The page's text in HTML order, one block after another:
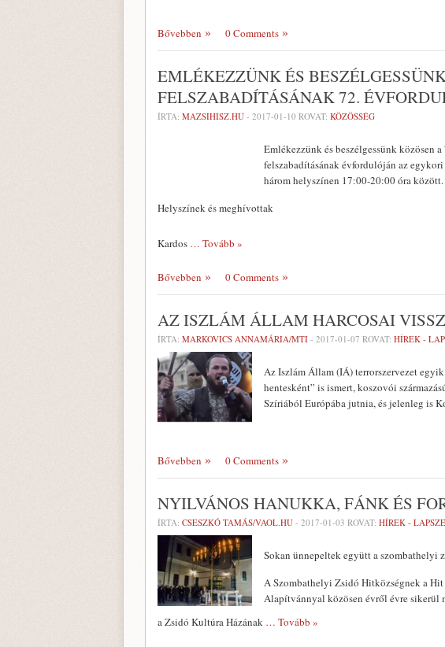
Bővebben 0 Comments
EMLÉKEZZÜNK ÉS
FELSZABADÍTÁSÁNAK 72.
ÍRTA: MAZSIHISZ.HU - 2017-01-10 ROVAT: KÖZÖSSÉG
Emlékezzünk és beszélgessünk közösen
felszabadításának évfordulóján az
három helyszínen 17:00-20:00 óra között.
Helyszínek és meghívottak
Kardos … Tovább »
Bővebben 0 Comments
AZ ISZLÁM ÁLLAM HARCOSAI
ÍRTA: MARKOVICS ANNAMÁRIA/MTI - 2017-01-07 ROVAT: HÍREK -
Az Iszlám Állam (IÁ) terrorszervezet
hentesként” is ismert, koszovói
Szíriából Európába jutnia, és jelenleg is
Bővebben 0 Comments
NYILVÁNOS HANUKKA, FÁNK ÉS
ÍRTA: CSESZKÓ TAMÁS/VAOL.HU - 2017-01-03 ROVAT: HÍREK -
Sokan ünnepeltek együtt a szombathelyi
A Szombathelyi Zsidó Hitközségnek a
Alapítvánnyal közösen évről évre sikerül
a Zsidó Kultúra Házának … Tovább »